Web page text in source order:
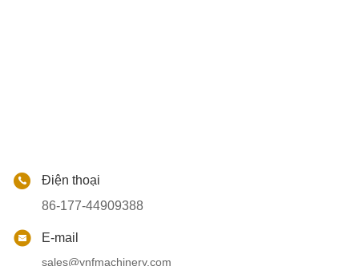
Điện thoại
86-177-44909388
E-mail
sales@ynfmachinery.com